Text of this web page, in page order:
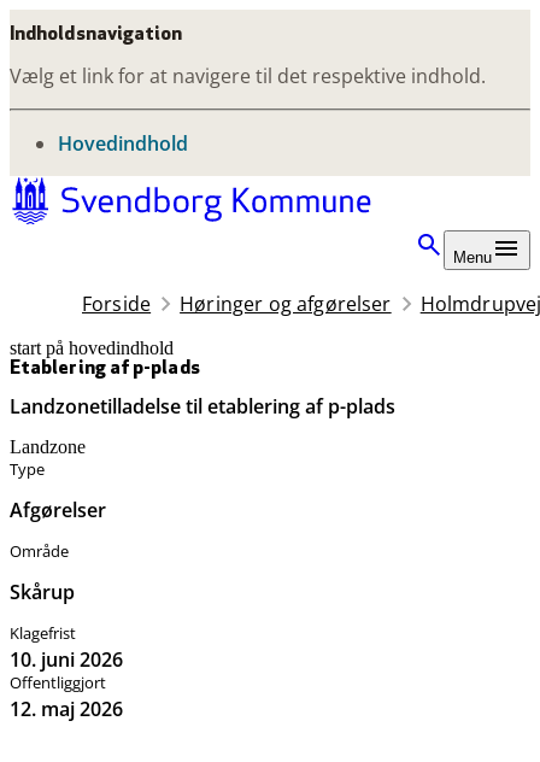
Indholdsnavigation
Vælg et link for at navigere til det respektive indhold.
gå til
Hovedindhold
Menu
Forside Høringer og afgørelser
start på hovedindhold
Etablering af p-plads
Landzonetilladelse til etablering af p-plads
senest opdateret 12. maj 2026
Landzone
Type
Afgørelser
Område
Skårup
Klagefrist
10. juni 2026
Offentliggjort
12. maj 2026